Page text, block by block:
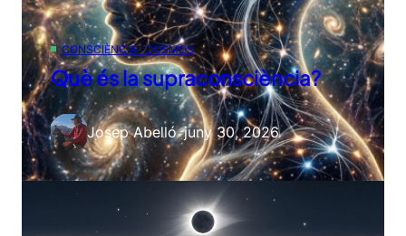
CONSCIÈNCIA I COSMOS
Què és la supraconsciència?
Josep Abelló–juny 30, 2026